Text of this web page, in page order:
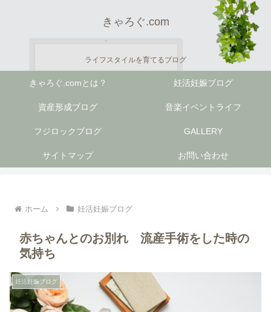
きゃろぐ.com
ライフスタイルを育てるブログ
きゃろぐ.comとは？ 妊活妊娠ブログ
資産形成ブログ 音楽イベントライフ
フジロックブログ GALLERY
サイトマップ お問い合わせ
ホーム 妊活妊娠ブログ
赤ちゃんとのお別れ 流産手術をした時の
気持ち
妊活妊娠ブログ